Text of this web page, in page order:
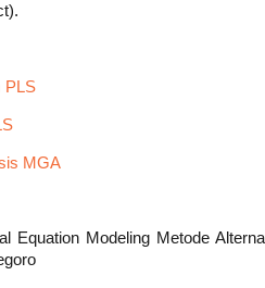
PLS
MGA
Equation Modeling Metode